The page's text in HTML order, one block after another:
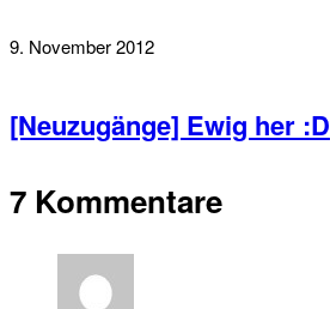
9. November 2012
[Neuzugänge] Ewig her :D
7 Kommentare